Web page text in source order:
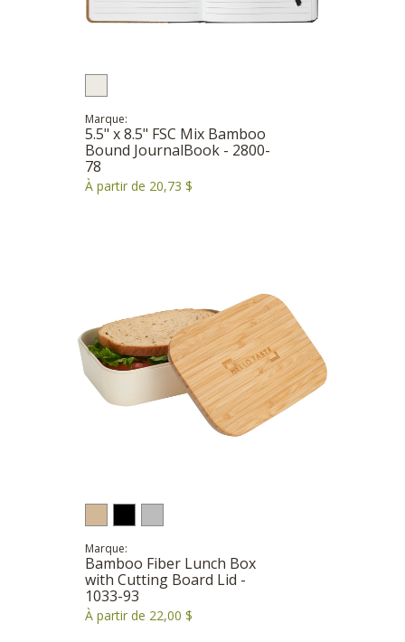
Marque:
5.5" x 8.5" FSC Mix Bamboo
Bound JournalBook - 2800-
78
À partir de 20,73 $
Marque:
Bamboo Fiber Lunch Box
with Cutting Board Lid -
1033-93
À partir de 22,00 $